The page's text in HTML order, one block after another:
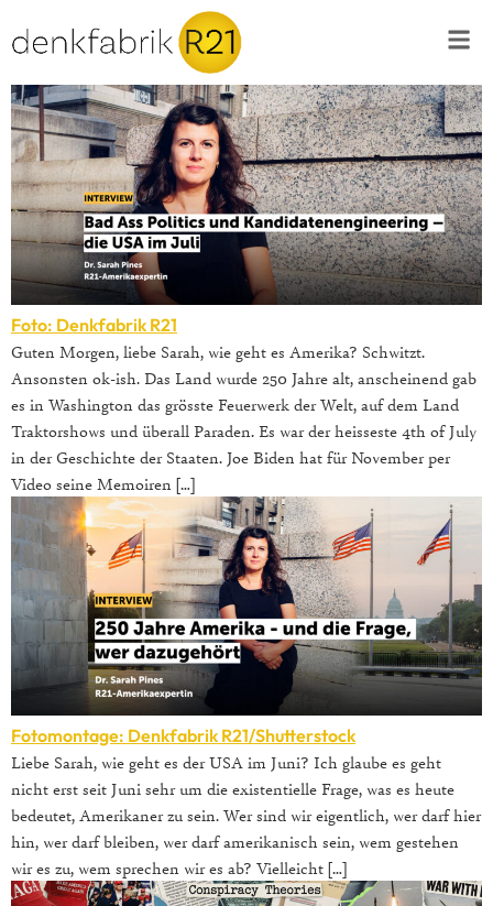
Foto: Denkfabrik R21
Guten Morgen, liebe Sarah, wie geht es Amerika? Schwitzt.
Ansonsten ok-ish. Das Land wurde 250 Jahre alt, anscheinend gab
es in Washington das grösste Feuerwerk der Welt, auf dem Land
Traktorshows und überall Paraden. Es war der heisseste 4th of July
in der Geschichte der Staaten. Joe Biden hat für November per
Video seine Memoiren […]
Fotomontage: Denkfabrik R21/Shutterstock
Liebe Sarah, wie geht es der USA im Juni? Ich glaube es geht
nicht erst seit Juni sehr um die existentielle Frage, was es heute
bedeutet, Amerikaner zu sein. Wer sind wir eigentlich, wer darf hier
hin, wer darf bleiben, wer darf amerikanisch sein, wem gestehen
wir es zu, wem sprechen wir es ab? Vielleicht […]